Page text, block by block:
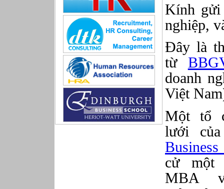
Quản lý, Điều hành
Quản lý, Kinh doanh bất động sản
Quản trị hệ thống
Sản xuất game online
Sở hữu công nghiệp
Tài chính
Thiết kế
Tiếp thị
Tổ chức Sản xuất
Truyền thông
Truyền thông, PR
Kính gửi
nghiệp,
Đây là
từ
doanh
Việt
Một tổ
lưới
Business
cử một
MBA